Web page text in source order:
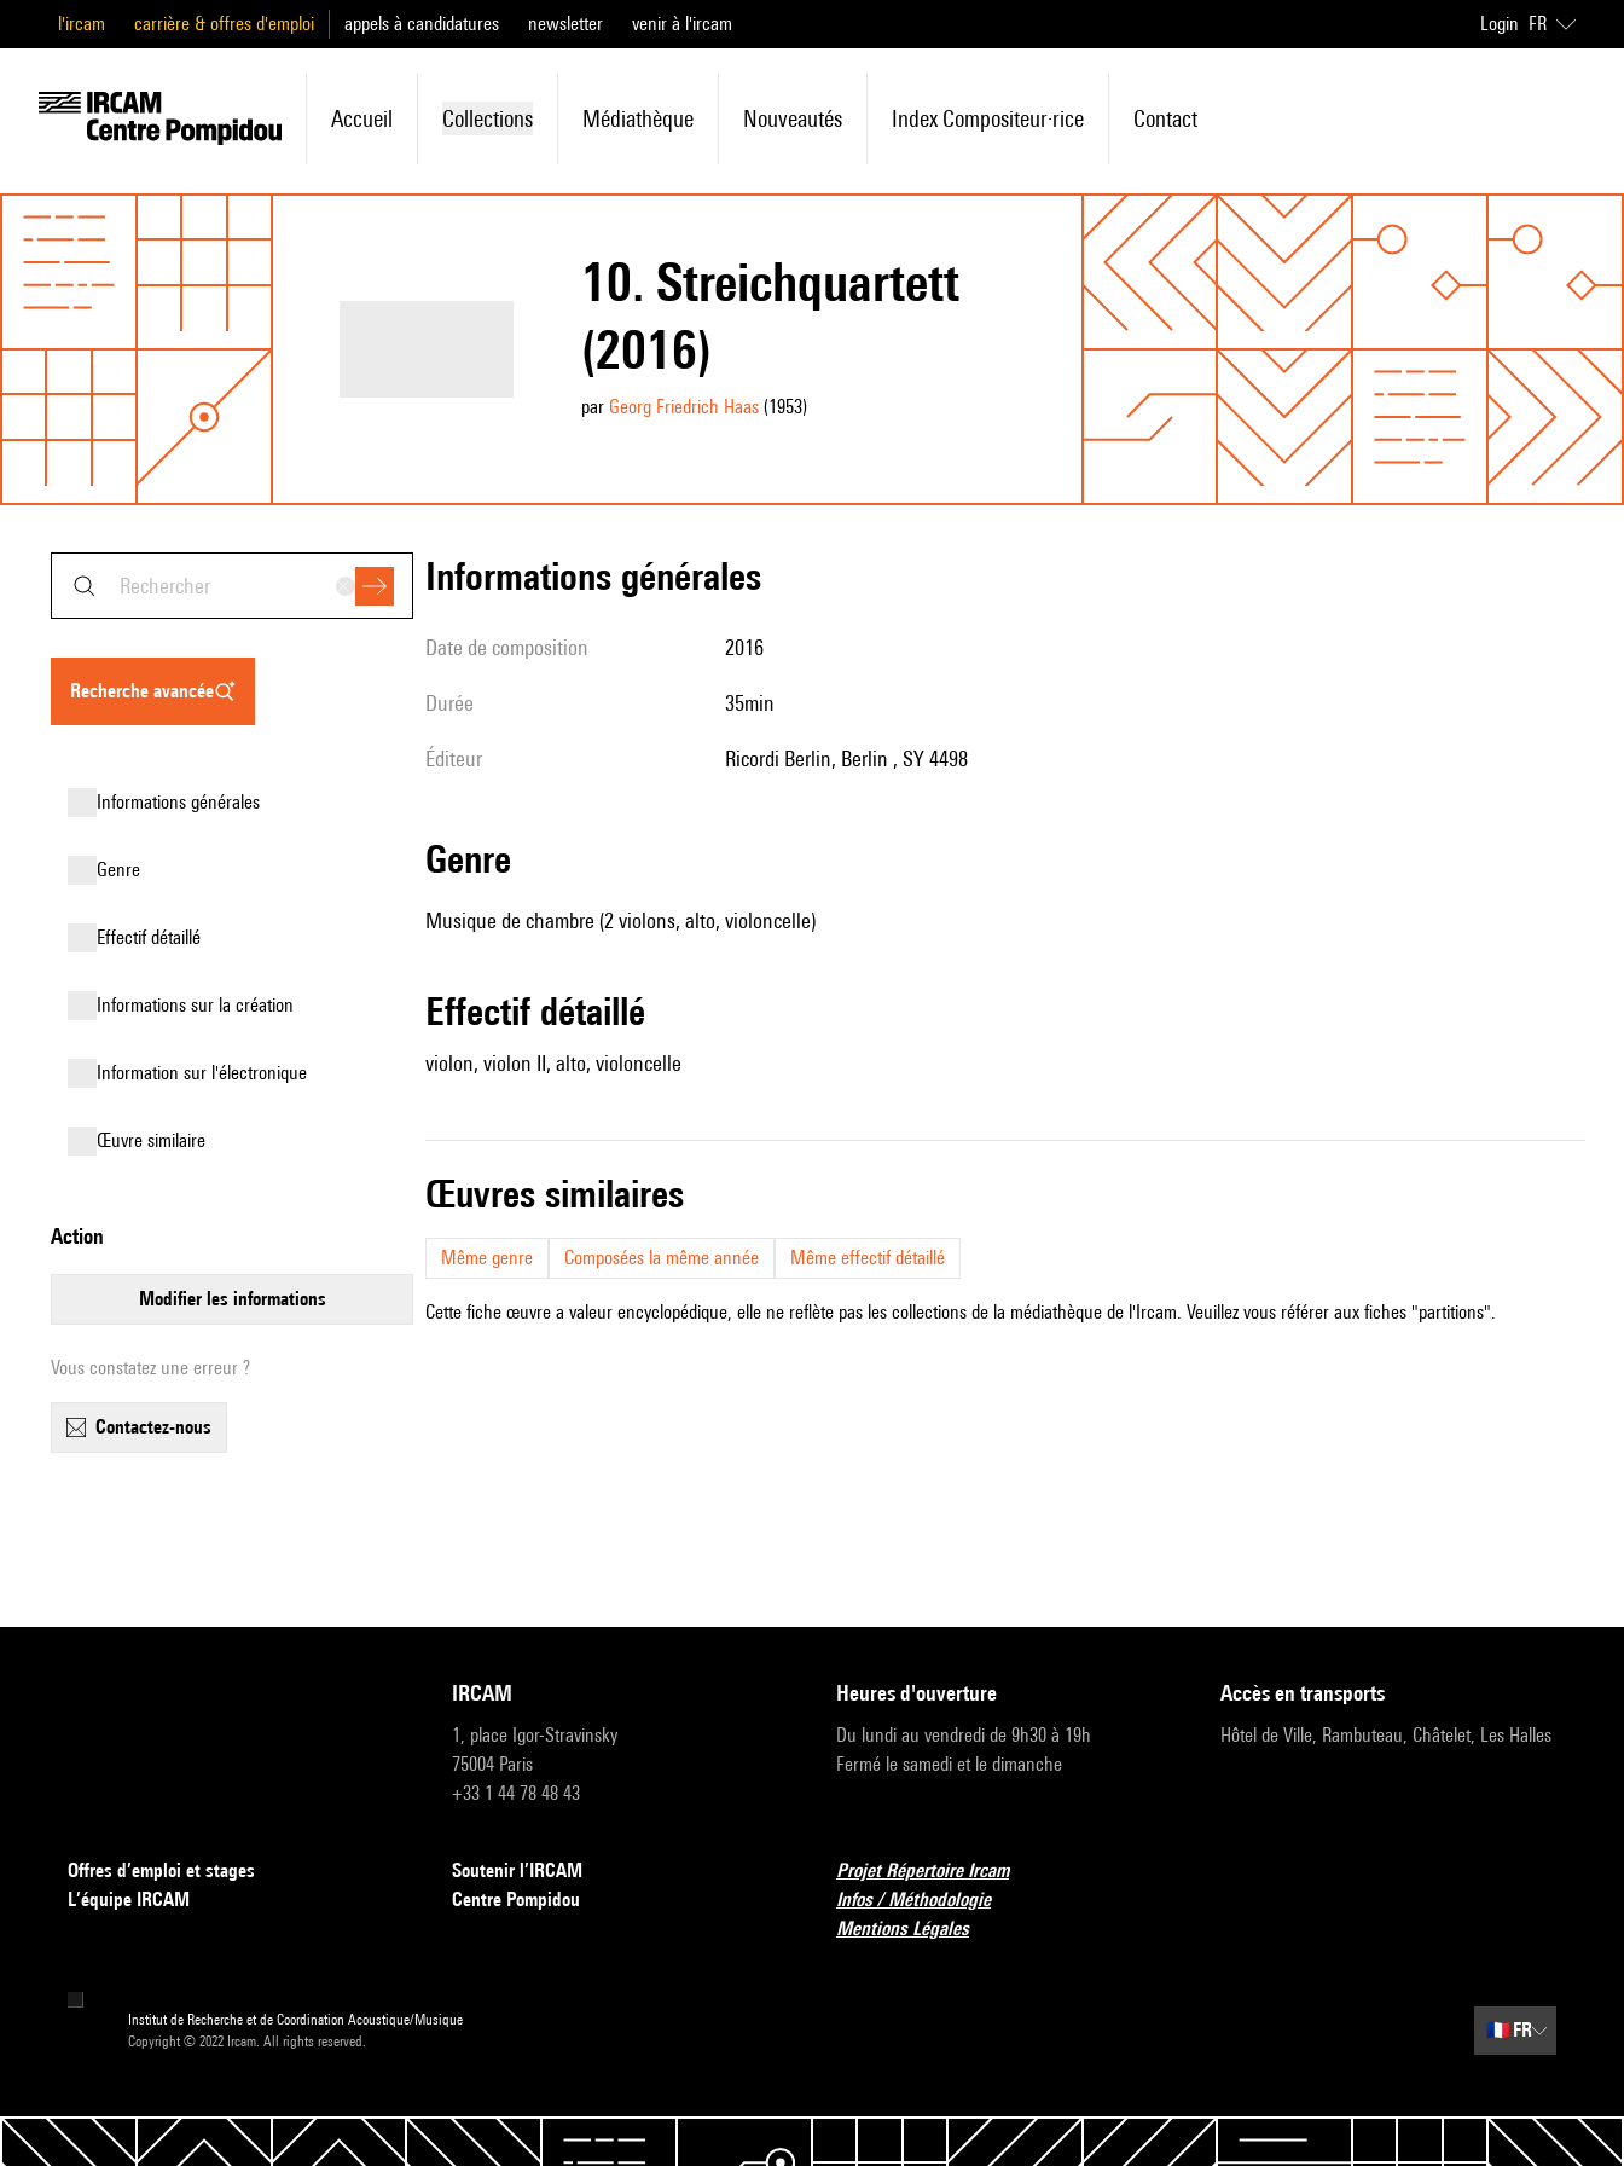
l'ircam carrière & offres d'emploi appels à candidatures newsletter venir à l'ircam Login FR
Accueil Collections Médiathèque Nouveautés Index Compositeur·rice Contact
10. Streichquartett
(2016)
par Georg Friedrich Haas(1953)
recherche avancée
informations générales
genre
effectif détaillé
informations sur la création
Information sur l'électronique
œuvre similaire
action
modifier les informations
Vous constatez une erreur ?
contactez-nous
informations générales
date de composition 2016
durée 35min
éditeur Ricordi Berlin, Berlin , SY 4498
genre
Musique de chambre (2 violons, alto, violoncelle)
effectif détaillé
violon, violon II, alto, violoncelle
œuvres similaires
Même genre Composées la même année Même effectif détaillé
Cette fiche œuvre a valeur encyclopédique, elle ne reflète pas les collections de la médiathèque de l'Ircam. Veuillez vous référer aux fiches "partitions".
IRCAM
1, place Igor-Stravinsky
75004 Paris
+33 1 44 78 48 43
heures d'ouverture
Du lundi au vendredi de 9h30 à 19h
Fermé le samedi et le dimanche
accès en transports
Hôtel de Ville, Rambuteau, Châtelet, Les Halles
Offres d’emploi et stages
L’équipe IRCAM
Soutenir l’IRCAM
Centre Pompidou
Projet Répertoire Ircam
Infos / Méthodologie
Mentions Légales
Institut de Recherche et de Coordination Acoustique/Musique
Copyright © 2022 Ircam. All rights reserved.
🇫🇷 FR